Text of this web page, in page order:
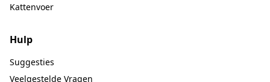
Kattenvoer
Hulp
Suggesties
Veelgestelde Vragen